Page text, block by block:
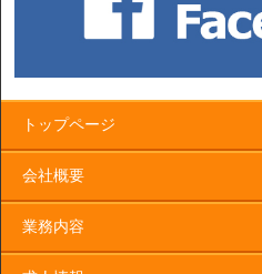
トップページ
会社概要
業務内容